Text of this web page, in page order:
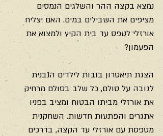
נמצא בקצה ההר והשלגים הנמסים
מציפים את השבילים במים. האם יצליח
אורזלי לטפס עד בית הקיץ ולמצוא את
הפעמון?
הצגת תיאטרון בובות לילדים הנבנית
לגובה על סולם, כל שלב בסולם מרחיק
את אורזלי מביתו הבטוח ומציב בפניו
אתגרים והפתעות חדשות. השחקנית
מטפסת עם אורזלי עד הקצה, בדרכים